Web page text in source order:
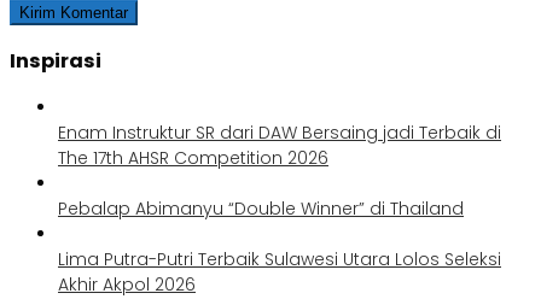
Inspirasi
Enam Instruktur SR dari DAW Bersaing jadi Terbaik di
The 17th AHSR Competition 2026
Pebalap Abimanyu “Double Winner” di Thailand
Lima Putra-Putri Terbaik Sulawesi Utara Lolos Seleksi
Akhir Akpol 2026